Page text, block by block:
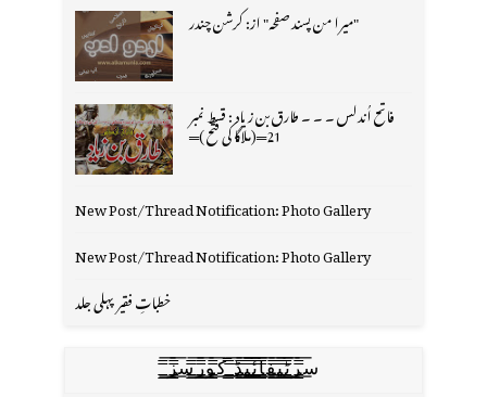
"میرا من پسند صفحہ" از: کرشن چندر
فاتح اُندلس ۔ ۔ ۔ طارق بن زیاد : قسط نمبر
21═(ملاگا کی فتح )═
New Post/Thread Notification: Photo Gallery
New Post/Thread Notification: Photo Gallery
خطباتِ فقیر پہلی جلد
س̳̿͟͞ر̳̿͟͞ٹ̳̿͟͞ی̳̿͟͞ف̳̿͟͞ا̳̿͟͞ي̳̳̿ٔ̿͟͟͞͞ی̳̿͟͞ڈ̳̿͟͞ ̳̿͟͞ک̳̿͟͞و̳̿͟͞ر̳̿͟͞س̳̿͟͞ز̳̿͟͞